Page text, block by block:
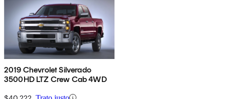
2019 Chevrolet Silverado
3500HD LTZ Crew Cab 4WD